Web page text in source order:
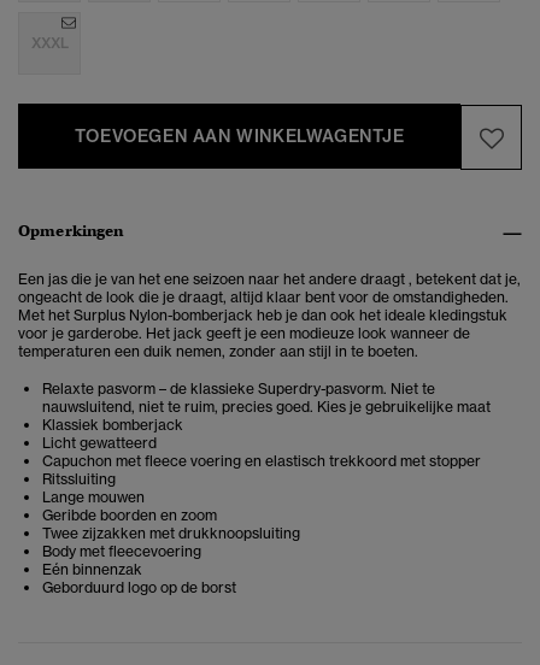
XXXL
TOEVOEGEN AAN WINKELWAGENTJE
Opmerkingen
Een jas die je van het ene seizoen naar het andere draagt , betekent dat je,
ongeacht de look die je draagt, altijd klaar bent voor de omstandigheden.
Met het Surplus Nylon-bomberjack heb je dan ook het ideale kledingstuk
voor je garderobe. Het jack geeft je een modieuze look wanneer de
temperaturen een duik nemen, zonder aan stijl in te boeten.
Relaxte pasvorm – de klassieke Superdry-pasvorm. Niet te
nauwsluitend, niet te ruim, precies goed. Kies je gebruikelijke maat
Klassiek bomberjack
Licht gewatteerd
Capuchon met fleece voering en elastisch trekkoord met stopper
Ritssluiting
Lange mouwen
Geribde boorden en zoom
Twee zijzakken met drukknoopsluiting
Body met fleecevoering
Eén binnenzak
Geborduurd logo op de borst